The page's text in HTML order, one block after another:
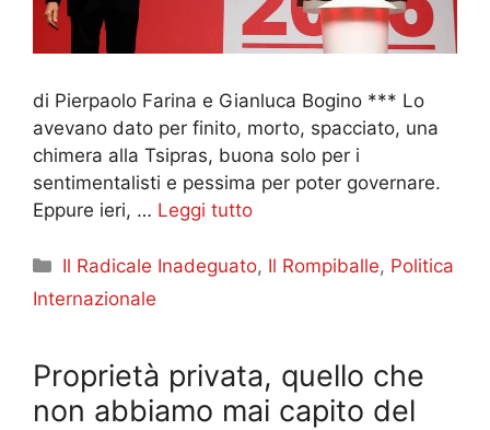
di Pierpaolo Farina e Gianluca Bogino *** Lo
avevano dato per finito, morto, spacciato, una
chimera alla Tsipras, buona solo per i
sentimentalisti e pessima per poter governare.
Eppure ieri, … Leggi tutto
Categorie
Il Radicale Inadeguato, Il Rompiballe, Politica
Internazionale
Proprietà privata, quello che
non abbiamo mai capito del